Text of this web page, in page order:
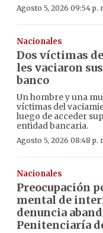
Agosto 5, 2026 09:54 p.
Nacionales
Dos víctimas
les vaciaron
banco
Un hombre y una
víctimas del
luego de acceder
entidad bancaria.
Agosto 5, 2026 08:48 p.
Nacionales
Preocupación
mental de
denuncia
Penitenciaría